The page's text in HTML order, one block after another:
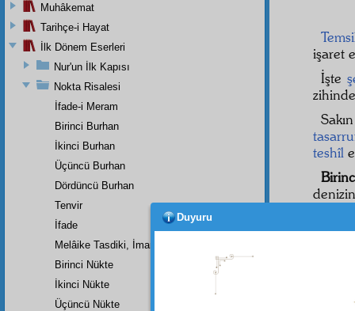
işaret
İşte
teshîl
"Onun
Muhâkemat
Tarihçe-i Hayat
İlk Dönem Eserleri
Nur'un İlk Kapısı
Nokta Risalesi
İfade-i Meram
Birinci Burhan
İkinci Burhan
Üçüncü Burhan
Dördüncü Burhan
Tenvir
İfade
Melâike Tasdiki, İmanın Bir Rüknüdür
Birinci Nükte
İkinci Nükte
Üçüncü Nükte
Duyuru